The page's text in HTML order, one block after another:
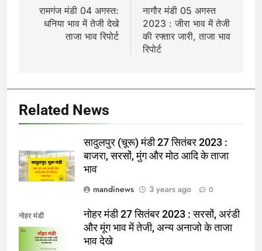
navigation
रामगंज मंडी 04 अगस्त:
धनिया भाव में तेजी देखे
ताजा भाव रिपोर्ट
नागौर मंडी 05 अगस्त
2023 : जीरा भाव में तेजी
की रफ्तार जारी, ताजा भाव
रिपोर्ट
Related News
सादुलपुर (चूरू) मंडी 27 सितंबर 2023 :
बाजरा, सरसों, मुंग और मोठ आदि के ताजा
भाव
mandinews
3 years ago 0
नोहर मंडी
नोहर मंडी 27 सितंबर 2023 : सरसों, अरंडी
और मूंग भाव में तेजी, अन्य अनाजो के ताजा
भाव देखे